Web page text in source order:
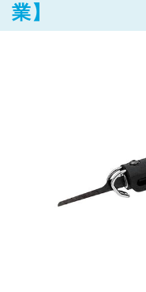
業】